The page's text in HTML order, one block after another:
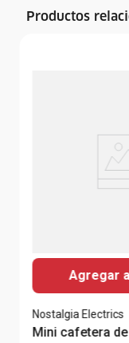
Productos
Agregar
Nostalgia Electrics
Mini cafetera de una taza